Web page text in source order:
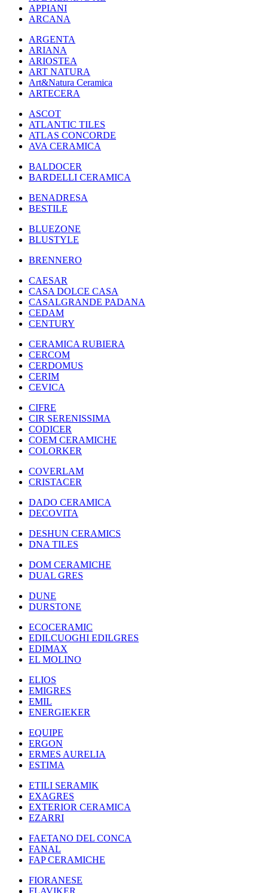
APPIANI
ARCANA
ARGENTA
ARIANA
ARIOSTEA
ART NATURA
Art&Natura Ceramica
ARTECERA
ASCOT
ATLANTIC TILES
ATLAS CONCORDE
AVA CERAMICA
BALDOCER
BARDELLI CERAMICA
BENADRESA
BESTILE
BLUEZONE
BLUSTYLE
BRENNERO
CAESAR
CASA DOLCE CASA
CASALGRANDE PADANA
CEDAM
CENTURY
CERAMICA RUBIERA
CERCOM
CERDOMUS
CERIM
CEVICA
CIFRE
CIR SERENISSIMA
CODICER
COEM CERAMICHE
COLORKER
COVERLAM
CRISTACER
DADO CERAMICA
DECOVITA
DESHUN CERAMICS
DNA TILES
DOM CERAMICHE
DUAL GRES
DUNE
DURSTONE
ECOCERAMIC
EDILCUOGHI EDILGRES
EDIMAX
EL MOLINO
ELIOS
EMIGRES
EMIL
ENERGIEKER
EQUIPE
ERGON
ERMES AURELIA
ESTIMA
ETILI SERAMIK
EXAGRES
EXTERIOR CERAMICA
EZARRI
FAETANO DEL CONCA
FANAL
FAP CERAMICHE
FIORANESE
FLAVIKER